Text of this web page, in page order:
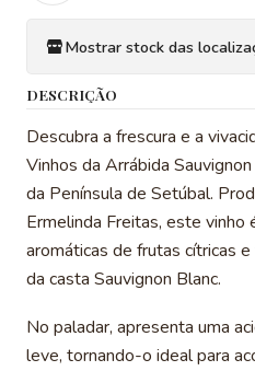
Mostrar stock das
DESCRIÇÃO
Descubra a frescura e a
Vinhos da Arrábida
da Península de Setúbal.
Ermelinda Freitas, este vinho
aromáticas de frutas cítricas
da casta Sauvignon Blanc.
No paladar, apresenta uma
leve, tornando-o ideal para